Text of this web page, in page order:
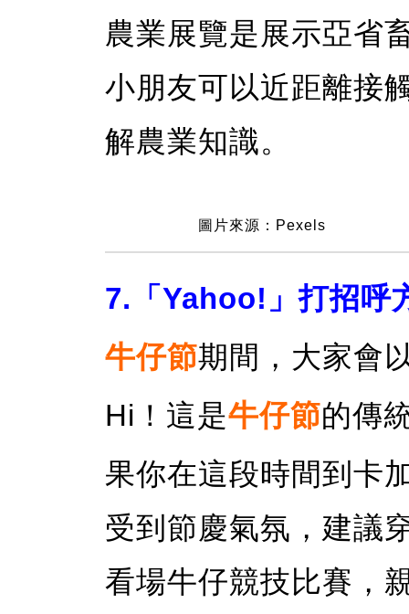
農業展覽是展示亞省
小朋友可以近距離接
解農業知識。
圖片來源：Pexels
7.「Yahoo!」打招呼
牛仔節期間，大家會
Hi！這是牛仔節的傳
果你在這段時間到卡
受到節慶氣氛，建議
看場牛仔競技比賽，